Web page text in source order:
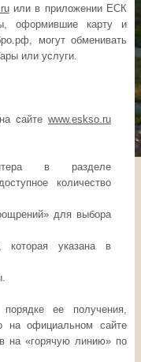
или в приложении ЕСК
оформившие карту и
могут обменивать
или услуги.
сайте www.eskso.ru
в разделе
количество
для выбора
которая указана в
ее получения,
на официальном сайте
на «горячую линию» по